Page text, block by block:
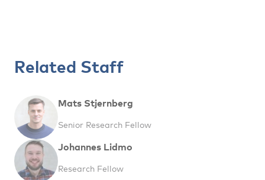
Related Staff
Mats Stjernberg
Senior Research Fellow
Johannes Lidmo
Research Fellow